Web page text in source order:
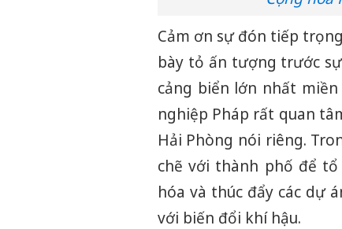
Cảm ơn sự đón tiếp
bày tỏ ấn tượng trước
cảng biển lớn nhất
nghiệp Pháp rất quan
Hải Phòng nói riêng.
chẽ với thành phố để
hóa và thúc đẩy các dự
với biến đổi khí hậu.